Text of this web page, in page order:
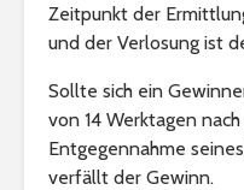
Zeitpunkt der
und der Verlosung ist
Sollte sich ein
von 14 Werktagen
Entgegennahme
verfällt der Gewinn.